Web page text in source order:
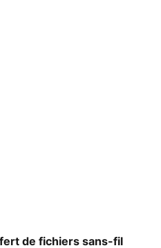
de fichiers sans-fil